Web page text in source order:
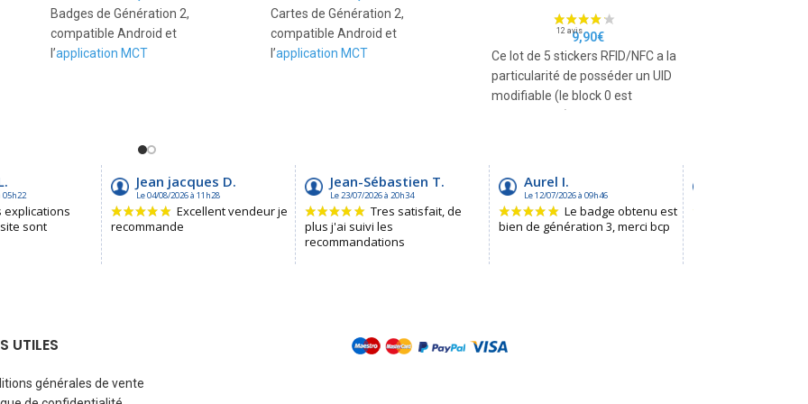
Badges de Génération 2,
compatible Android et
l’application MCT
réinscriptible) ce qui permet de
réaliser des copies parfaites de
badge RFID/NFC. Contrairement
aux badges avec UID modifiables
de première génération, il est
possible de changer l’UID de ceux-
ci via l’application MCT sous
Cartes de Génération 2,
compatible Android et
l’application MCT
réaliser des copies parfaites de
badge RFID/NFC. Contrairement
aux badges et cartes avec UID
modifiables de première
génération, il est possible de
changer l’UID de ceux-ci via
9,90€
Ce lot de 5 stickers RFID/NFC a la
particularité de posséder un UID
modifiable (le block 0 est
UTILES
générales de vente